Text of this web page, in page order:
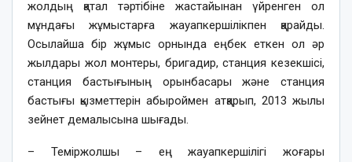
жолдың қатал тәртібіне жастайынан үйренген ол
мұндағы жұмыстарға жауапкершілікпен қарайды.
Осылайша бір жұмыс орнында еңбек еткен ол әр
жылдары жол монтеры, бригадир, станция кезекшісі,
станция бастығының орынбасары және станция
бастығы қызметтерін абыроймен атқарып, 2013 жылы
зейнет демалысына шығады.
– Теміржолшы – ең жауапкершілігі жоғары